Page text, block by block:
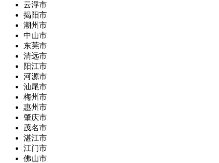
云浮市
揭阳市
潮州市
中山市
东莞市
清远市
阳江市
河源市
汕尾市
梅州市
惠州市
肇庆市
茂名市
湛江市
江门市
佛山市